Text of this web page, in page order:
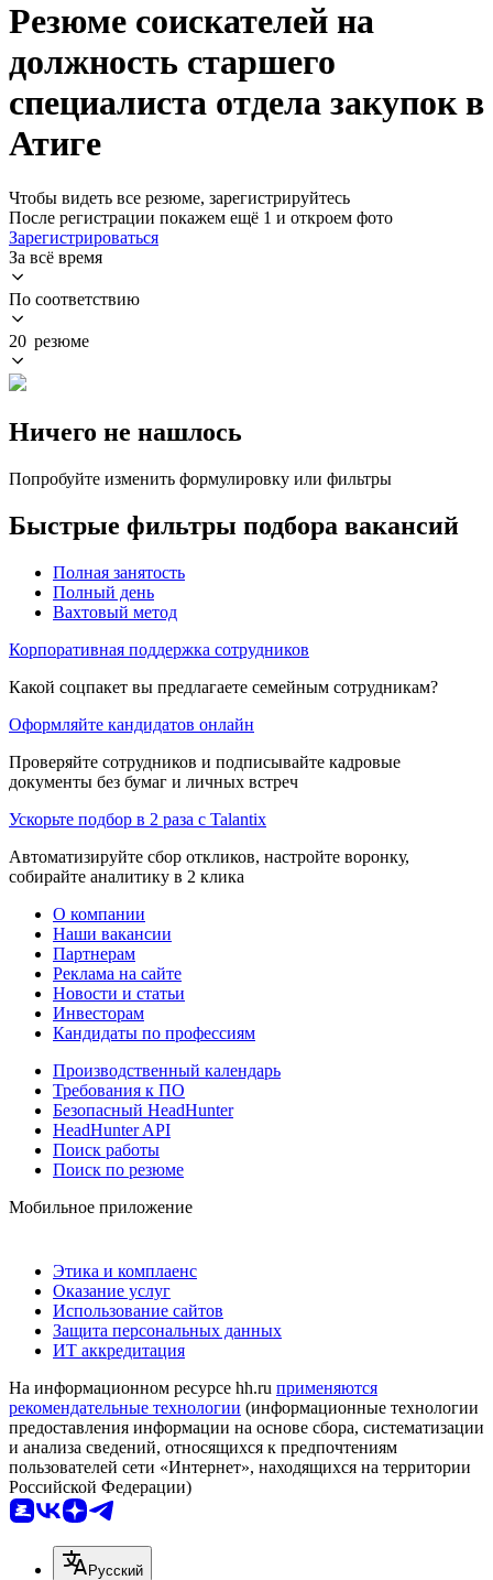
Резюме соискателей на
должность старшего
специалиста отдела закупок в
Атиге
Чтобы видеть все резюме, зарегистрируйтесь
После регистрации покажем ещё 1 и откроем фото
Зарегистрироваться
За всё время
По соответствию
20 резюме
Ничего не нашлось
Попробуйте изменить формулировку или фильтры
Быстрые фильтры подбора вакансий
Полная занятость
Полный день
Вахтовый метод
Корпоративная поддержка сотрудников
Какой соцпакет вы предлагаете семейным сотрудникам?
Оформляйте кандидатов онлайн
Проверяйте сотрудников и подписывайте кадровые
документы без бумаг и личных встреч
Ускорьте подбор в 2 раза с Talantix
Автоматизируйте сбор откликов, настройте воронку,
собирайте аналитику в 2 клика
О компании
Наши вакансии
Партнерам
Реклама на сайте
Новости и статьи
Инвесторам
Кандидаты по профессиям
Производственный календарь
Требования к ПО
Безопасный HeadHunter
HeadHunter API
Поиск работы
Поиск по резюме
Мобильное приложение
Этика и комплаенс
Оказание услуг
Использование сайтов
Защита персональных данных
ИТ аккредитация
На информационном ресурсе hh.ru применяются
рекомендательные технологии (информационные технологии
предоставления информации на основе сбора, систематизации
и анализа сведений, относящихся к предпочтениям
пользователей сети «Интернет», находящихся на территории
Российской Федерации)
Русский